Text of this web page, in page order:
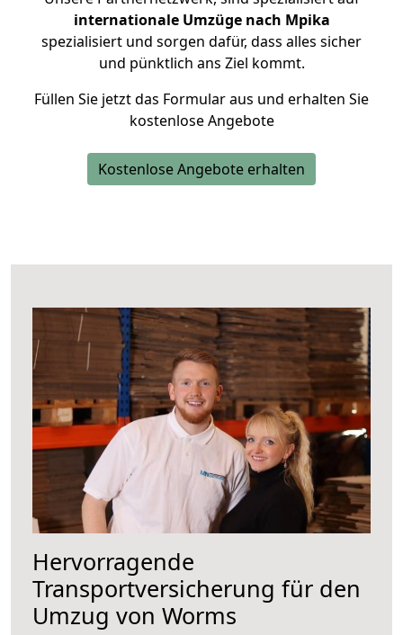
internationale Umzüge nach Mpika
spezialisiert und sorgen dafür, dass alles sicher
und pünktlich ans Ziel kommt.
Füllen Sie jetzt das Formular aus und erhalten Sie
kostenlose Angebote
Kostenlose Angebote erhalten
Hervorragende
Transportversicherung für den
Umzug von Worms